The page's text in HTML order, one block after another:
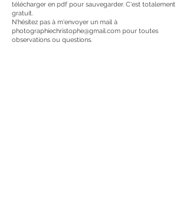
télécharger en pdf pour sauvegarder. C'est totalement
gratuit.
N'hésitez pas à m'envoyer un mail à
photographiechristophe@gmail.com pour toutes
observations ou questions.